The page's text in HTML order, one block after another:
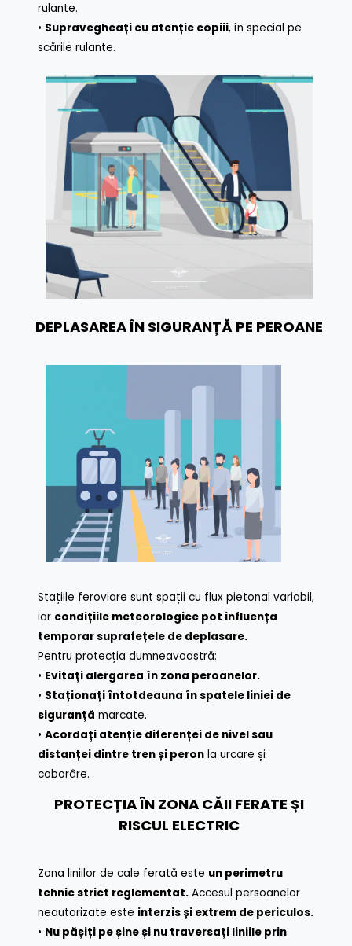
rulante.
• Supravegheați cu atenție copiii, în special pe
scările rulante.
DEPLASAREA ÎN SIGURANȚĂ PE PEROANE
Stațiile feroviare sunt spații cu flux pietonal variabil,
iar condițiile meteorologice pot influența
temporar suprafețele de deplasare.
Pentru protecția dumneavoastră:
• Evitați alergarea în zona peroanelor.
• Staționați întotdeauna în spatele liniei de
siguranță marcate.
•Acordați atenție diferenței de nivel sau
distanței dintre tren și peron la urcare și
coborâre.
PROTECȚIA ÎN ZONA CĂII FERATE ȘI
RISCUL ELECTRIC
Zona liniilor de cale ferată este un perimetru
tehnic strict reglementat. Accesul persoanelor
neautorizate este interzis și extrem de periculos.
• Nu pășiți pe șine și nu traversați liniile prin